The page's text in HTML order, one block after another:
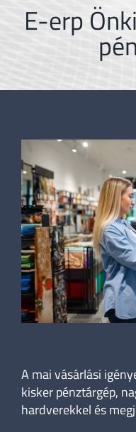
E-erp
A mai vásárlási
kisker pénztárgép,
hardverekkel és